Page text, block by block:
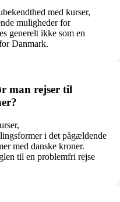
med kurser,
muligheder for
generelt ikke som en
Danmark.
man rejser til
i det pågældende
med danske kroner.
til en problemfri rejse